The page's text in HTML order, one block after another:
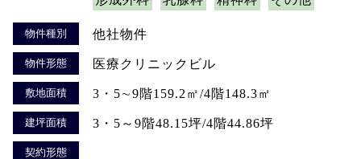
物件種別 他社物件
物件形態 医療クリニックビル
敷地面積 3・5∼9階159.2㎡/4階148.3㎡
建坪面積 3・5～9階48.15坪/4階44.86坪
契約形態